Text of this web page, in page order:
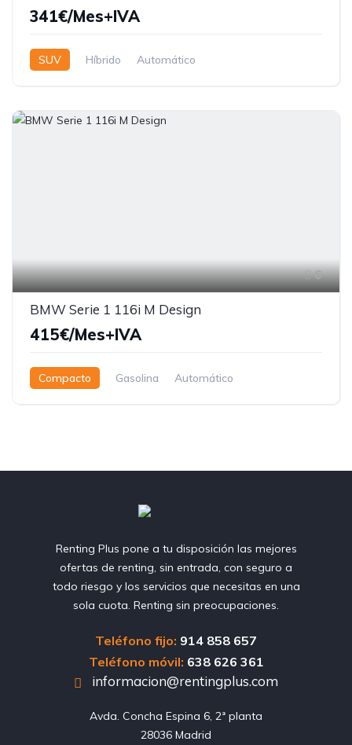
341€/Mes+IVA
SUV Híbrido Automático
6
BMW Serie 1 116i M Design
415€/Mes+IVA
Compacto Gasolina Automático
Renting Plus pone a tu disposición las mejores
ofertas de renting, sin entrada, con seguro a
todo riesgo y los servicios que necesitas en una
sola cuota. Renting sin preocupaciones.
Teléfono fijo: 914 858 657
Teléfono móvil: 638 626 361
informacion@rentingplus.com
Avda. Concha Espina 6, 2ª planta
28036 Madrid